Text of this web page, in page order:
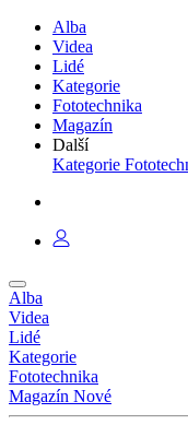
Alba
Videa
Lidé
Kategorie
Fototechnika
Magazín
Další
Kategorie
Alba
Videa
Lidé
Kategorie
Fototechnika
Magazín Nové